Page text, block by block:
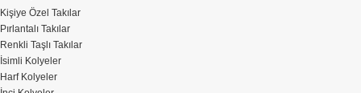
Kişiye Özel Takılar
Pırlantalı Takılar
Renkli Taşlı Takılar
İsimli Kolyeler
Harf Kolyeler